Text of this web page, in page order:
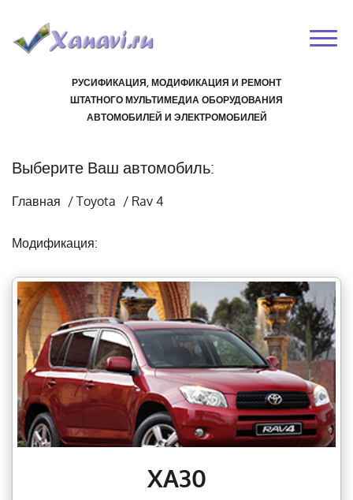
РУСИФИКАЦИЯ, МОДИФИКАЦИЯ И РЕМОНТ
ШТАТНОГО МУЛЬТИМЕДИА ОБОРУДОВАНИЯ
АВТОМОБИЛЕЙ И ЭЛЕКТРОМОБИЛЕЙ
Выберите Ваш автомобиль:
Главная / Toyota / Rav 4
Модификация:
XA30